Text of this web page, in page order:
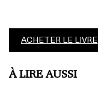
ACHETER LE LIVRE
À LIRE AUSSI